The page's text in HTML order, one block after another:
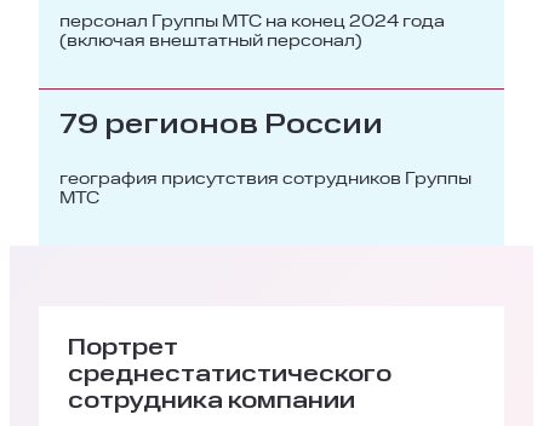
персонал Группы МТС на конец 2024 года
(включая внештатный персонал)
79 регионов России
география присутствия сотрудников Группы
МТС
Портрет
среднестатистического
сотрудника компании